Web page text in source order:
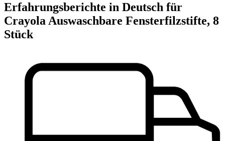
Erfahrungsberichte in Deutsch für
Crayola Auswaschbare Fensterfilzstifte, 8
Stück